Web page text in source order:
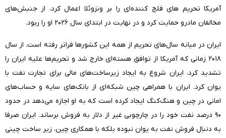
آمریکا تحریم های فلج کننده‌ای را بر ونزوئلا اعمال کرد، از جنبش‌های
مخالفان مادرو حمایت کرد و در نهایت در ابتدای سال ۲۰۲۶ او را ربود.
ایران در میانه سال‌های تحریم از همه این کشورها فراتر رفته است. از سال
۲۰۱۸ زمانی که آمریکا از توافق هسته‌ای خارج شد و تحریم‌ها علیه ایران را
تشدید کرد، ایران شروع به ایجاد زیرساخت‌های مالی برای تجارت نفت با
یوان کرد. ایران با همراهی چین شبکه‌ای از بانک‌های سایه و حساب‌های
امانی در چین و هنگ‌کنگ ایجاد کرده است که به او اجازه می‌دهد در حدود
۹۰ درصد نفت خود را در چارچوبی غیر از دلار به فروش برساند. ایران صرفا
به دنبال فروش نفت به یوان نبوده بلکه با همکاری چین، زیر ساخت چینی